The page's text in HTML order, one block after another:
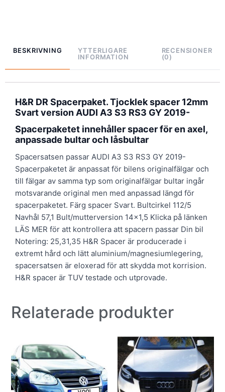
BESKRIVNING
YTTERLIGARE
INFORMATION
RECENSIONER
(0)
H&R DR Spacerpaket. Tjocklek spacer 12mm
Svart version AUDI A3 S3 RS3 GY 2019-
Spacerpaketet innehåller spacer för en axel,
anpassade bultar och låsbultar
Spacersatsen passar AUDI A3 S3 RS3 GY 2019-
Spacerpaketet är anpassat för bilens originalfälgar och
till fälgar av samma typ som originalfälgar bultar ingår
motsvarande original men med anpassad längd för
spacerpaketet. Färg spacer Svart. Bultcirkel 112/5
Navhål 57,1 Bult/mutterversion 14×1,5 Klicka på länken
LÄS MER för att kontrollera att spacern passar Din bil
Notering: 25,31,35 H&R Spacer är producerade i
extremt hård och lätt aluminium/magnesiumlegering,
spacersatsen är eloxerad för att skydda mot korrision.
H&R spacer är TUV testade och utprovade.
Relaterade produkter